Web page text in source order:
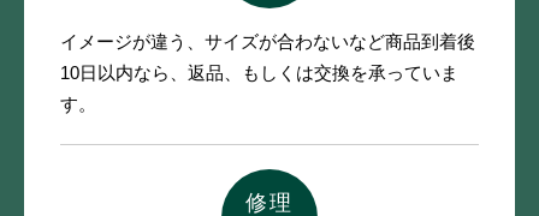
イメージが違う、サイズが合わないなど商品到着後
10日以内なら、 返品、もしくは交換を承っていま
す。
修理